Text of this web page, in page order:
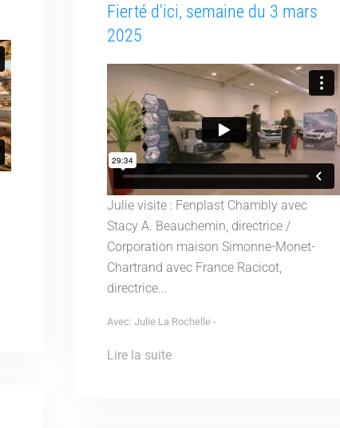
Fierté d'ici, semaine du 3 mars
2025
Julie visite : Fenplast Chambly avec
Stacy A. Beauchemin, directrice /
Corporation maison Simonne-Monet-
Chartrand avec France Racicot,
directrice...
Avec: Julie La Rochelle -
Lire la suite